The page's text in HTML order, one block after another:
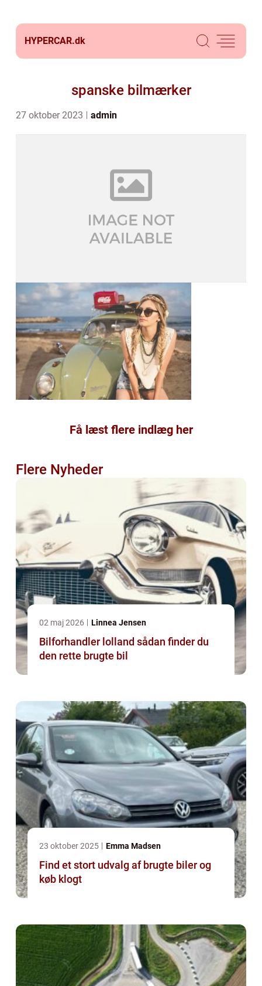
HYPERCAR.dk
spanske bilmærker
27 oktober 2023 admin
Få læst flere indlæg her
Flere Nyheder
02 maj 2026 Linnea Jensen
Bilforhandler lolland sådan finder du
den rette brugte bil
23 oktober 2025 Emma Madsen
Find et stort udvalg af brugte biler og
køb klogt